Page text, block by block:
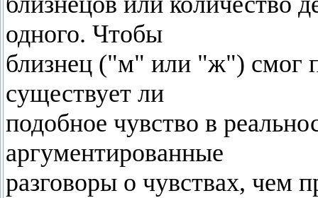
одного. Чтобы
близнец ("м" или "ж") cмог
существует ли
подобное чувство в
аргументированные
разговоры о чувствах, чем